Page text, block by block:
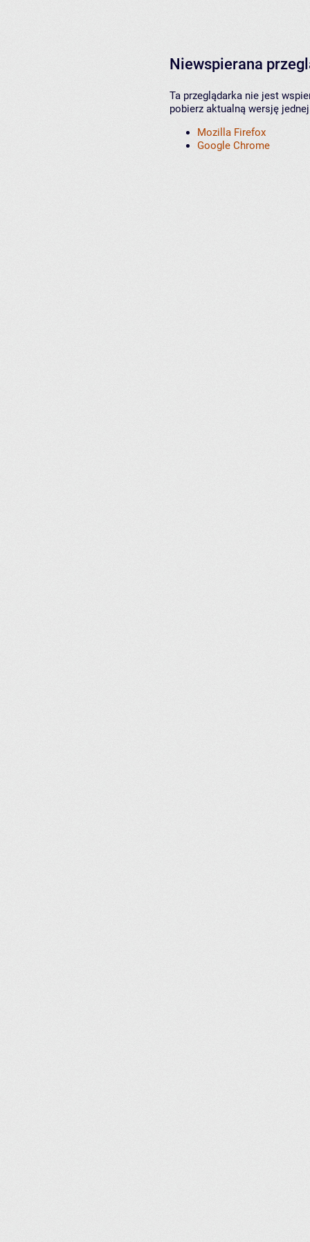
Niewspierana
Ta przeglądarka nie jest
pobierz aktualną wersję
Mozilla Firefox
Google Chrome